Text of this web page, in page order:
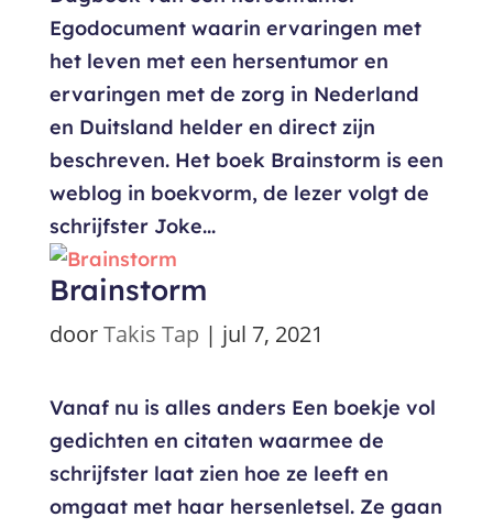
Egodocument waarin ervaringen met
het leven met een hersentumor en
ervaringen met de zorg in Nederland
en Duitsland helder en direct zijn
beschreven. Het boek Brainstorm is een
weblog in boekvorm, de lezer volgt de
schrijfster Joke...
Brainstorm
doorTakis Tap | jul 7, 2021
Vanaf nu is alles anders Een boekje vol
gedichten en citaten waarmee de
schrijfster laat zien hoe ze leeft en
omgaat met haar hersenletsel. Ze gaan